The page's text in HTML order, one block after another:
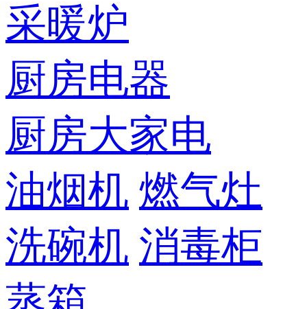
采暖炉
厨房电器
厨房大家电
油烟机 燃气灶
洗碗机 消毒柜